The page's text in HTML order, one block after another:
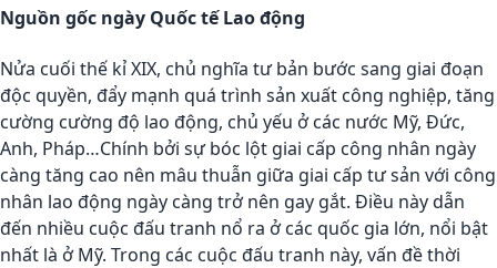
Nguồn gốc ngày Quốc tế Lao động
Nửa cuối thế kỉ XIX, chủ nghĩa tư bản bước sang giai đoạn
độc quyền, đẩy mạnh quá trình sản xuất công nghiệp, tăng
cường cường độ lao động, chủ yếu ở các nước Mỹ, Đức,
Anh, Pháp…Chính bởi sự bóc lột giai cấp công nhân ngày
càng tăng cao nên mâu thuẫn giữa giai cấp tư sản với công
nhân lao động ngày càng trở nên gay gắt. Điều này dẫn
đến nhiều cuộc đấu tranh nổ ra ở các quốc gia lớn, nổi bật
nhất là ở Mỹ. Trong các cuộc đấu tranh này, vấn đề thời